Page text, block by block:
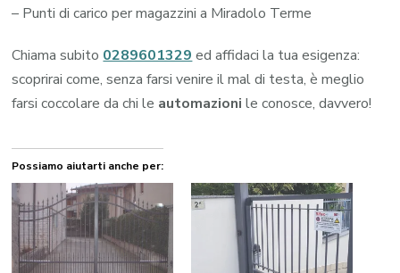
– Punti di carico per magazzini a Miradolo Terme
Chiama subito 0289601329 ed affidaci la tua esigenza:
scoprirai come, senza farsi venire il mal di testa, è meglio
farsi coccolare da chi le automazioni le conosce, davvero!
Possiamo aiutarti anche per: